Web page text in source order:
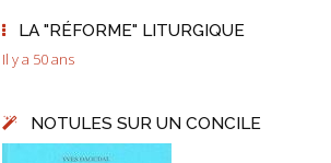
LA "RÉFORME" LITURGIQUE
Il y a 50 ans
NOTULES SUR UN CONCILE